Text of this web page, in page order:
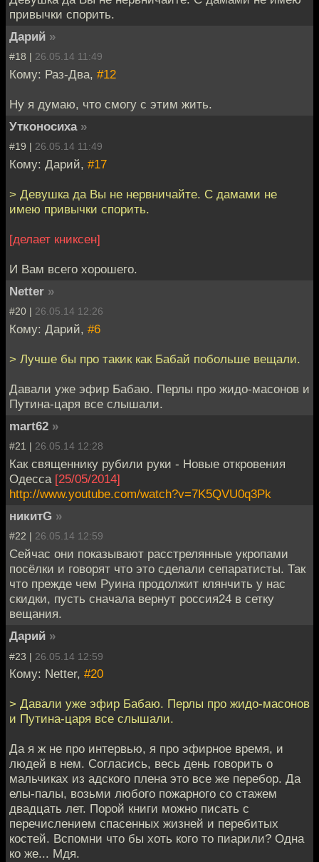
привычки спорить.
Дарий »
#18 | 26.05.14 11:49
Кому: Раз-Два, #12
Ну я думаю, что смогу с этим жить.
Утконосиха »
#19 | 26.05.14 11:49
Кому: Дарий, #17
> Девушка да Вы не нервничайте. С дамами не
имею привычки спорить.
[делает книксен]
И Вам всего хорошего.
Netter »
#20 | 26.05.14 12:26
Кому: Дарий, #6
> Лучше бы про такик как Бабай побольше вещали.
Давали уже эфир Бабаю. Перлы про жидо-масонов и
Путина-царя все слышали.
mart62 »
#21 | 26.05.14 12:28
Как священнику рубили руки - Новые откровения
Одесса [25/05/2014]
http://www.youtube.com/watch?v=7K5QVU0q3Pk
никитG »
#22 | 26.05.14 12:59
Сейчас они показывают расстрелянные укропами
посёлки и говорят что это сделали сепаратисты. Так
что прежде чем Руина продолжит клянчить у нас
скидки, пусть сначала вернут россия24 в сетку
вещания.
Дарий »
#23 | 26.05.14 12:59
Кому: Netter, #20
> Давали уже эфир Бабаю. Перлы про жидо-масонов
и Путина-царя все слышали.
Да я ж не про интервью, я про эфирное время, и
людей в нем. Согласись, весь день говорить о
мальчиках из адского плена это все же перебор. Да
елы-палы, возьми любого пожарного со стажем
двадцать лет. Порой книги можно писать с
перечислением спасенных жизней и перебитых
костей. Вспомни что бы хоть кого то пиарили? Одна
ко же... Мдя.